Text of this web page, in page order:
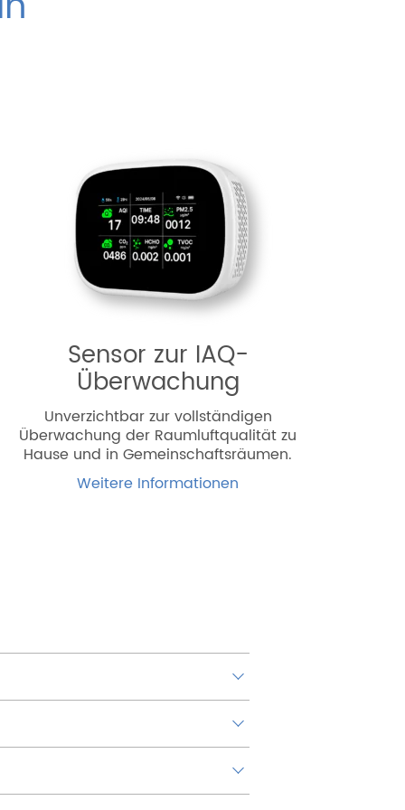
Sensor zur IAQ-
Überwachung
Unverzichtbar zur vollständigen
Überwachung der Raumluftqualität zu
Hause und in Gemeinschaftsräumen.
Weitere Informationen